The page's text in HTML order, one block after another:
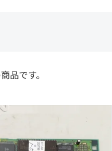
品です。